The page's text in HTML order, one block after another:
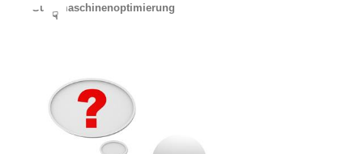
Suchmaschinenoptimierung
☟